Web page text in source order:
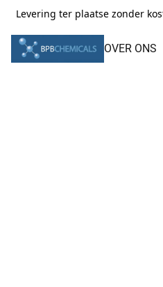
Levering ter plaatse zonder
OVER ONS